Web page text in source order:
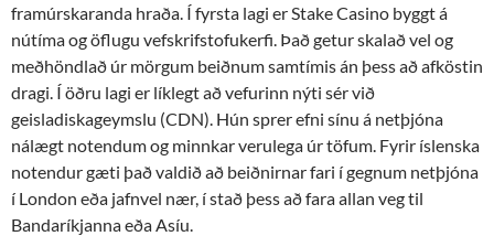
framúrskaranda hraða. Í fyrsta lagi er Stake Casino byggt á
nútíma og öflugu vefskrifstofukerfi. Það getur skalað vel og
meðhöndlað úr mörgum beiðnum samtímis án þess að afköstin
dragi. Í öðru lagi er líklegt að vefurinn nýti sér við
geisladiskageymslu (CDN). Hún sprer efni sínu á netþjóna
nálægt notendum og minnkar verulega úr töfum. Fyrir íslenska
notendur gæti það valdið að beiðnirnar fari í gegnum netþjóna
í London eða jafnvel nær, í stað þess að fara allan veg til
Bandaríkjanna eða Asíu.